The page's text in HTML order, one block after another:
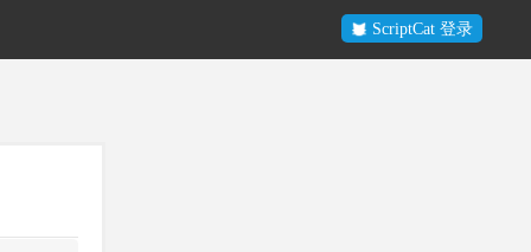
ScriptCat 登录